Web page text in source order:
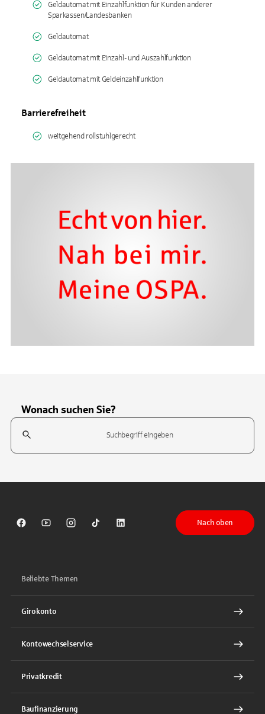
Geldautomat mit Einzahlfunktion für Kunden anderer
Sparkassen/Landesbanken
Geldautomat
Geldautomat mit Einzahl- und Auszahlfunktion
Geldautomat mit Geldeinzahlfunktion
Barrierefreiheit
weitgehend rollstuhlgerecht
Wonach suchen Sie?
Suchfeld
Sparkasse auf Facebook
Sparkasse auf Youtube
Sparkasse auf Instagram
Sparkasse auf TikTok
Sparkasse auf LinkedIn
Nach oben
Beliebte Themen
Girokonto
Kontowechselservice
Privatkredit
Baufinanzierung